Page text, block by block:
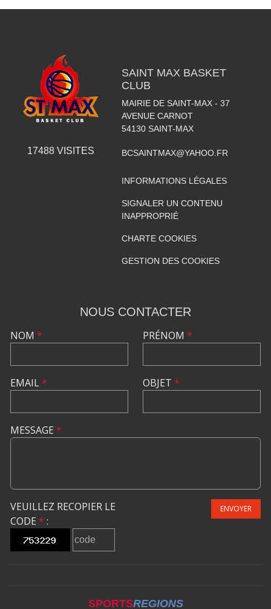
17488VISITES
SAINT MAX BASKET
CLUB
MAIRIE DE SAINT-MAX - 37
AVENUE CARNOT
54130 SAINT-MAX
BCSAINTMAX@YAHOO.FR
INFORMATIONS LÉGALES
SIGNALER UN CONTENU
INAPPROPRIÉ
CHARTE COOKIES
GESTION DES COOKIES
NOUS CONTACTER
NOM *
EMAIL*
PRÉNOM *
OBJET *
MESSAGE *
VEUILLEZ RECOPIER LE
CODE * :
ENVOYER
SPORTSREGIONS